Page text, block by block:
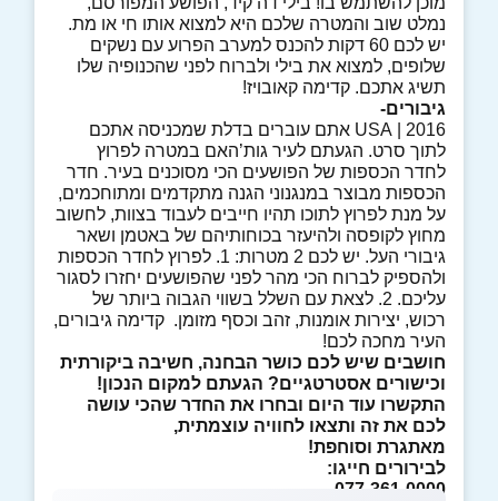
נמלט שוב והמטרה שלכם היא למצוא אותו חי או מת.
יש לכם 60 דקות להכנס למערב הפרוע עם נשקים
שלופים, למצוא את בילי ולברוח לפני שהכנופיה שלו
תשיג אתכם. קדימה קאובויז!
גיבורים-
2016 | USA אתם עוברים בדלת שמכניסה אתכם
לתוך סרט. הגעתם לעיר גות’האם במטרה לפרוץ
לחדר הכספות של הפושעים הכי מסוכנים בעיר. חדר
הכספות מבוצר במנגנוני הגנה מתקדמים ומתוחכמים,
על מנת לפרוץ לתוכו תהיו חייבים לעבוד בצוות, לחשוב
מחוץ לקופסה ולהיעזר בכוחותיהם של באטמן ושאר
גיבורי העל. יש לכם 2 מטרות: 1. לפרוץ לחדר הכספות
ולהספיק לברוח הכי מהר לפני שהפושעים יחזרו לסגור
עליכם. 2. לצאת עם השלל בשווי הגבוה ביותר של
רכוש, יצירות אומנות, זהב וכסף מזומן. קדימה גיבורים,
העיר מחכה לכם!
חושבים שיש לכם כושר הבחנה, חשיבה ביקורתית
וכישורים אסטרטגיים? הגעתם למקום הנכון!
התקשרו עוד היום ובחרו את החדר שהכי עושה
לכם את זה ותצאו לחוויה עוצמתית,
מאתגרת וסוחפת!
לבירורים חייגו:
077-361-0000